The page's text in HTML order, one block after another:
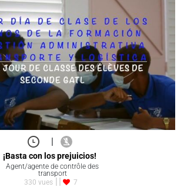
|
¡Basta con los prejuicios!
Agent/agente de contrôle des
transport
330 vues
7